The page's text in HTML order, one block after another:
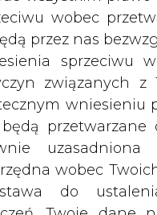
przez nas
sprzeciwu
związanych z
wniesieniu
uzasadniona
wobec
do
Twoje dane
własnego
PODPIS
Przesłanie